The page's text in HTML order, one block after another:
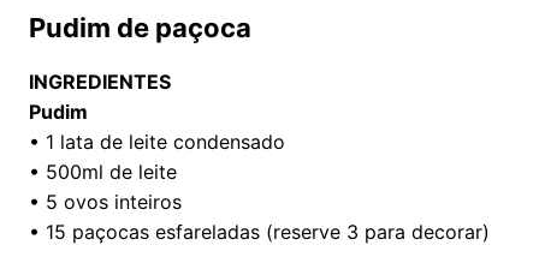
Pudim de paçoca
INGREDIENTES
Pudim
• 1 lata de leite condensado
• 500ml de leite
• 5 ovos inteiros
• 15 paçocas esfareladas (reserve 3 para decorar)